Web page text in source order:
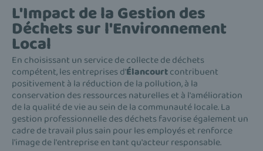
L'Impact de la Gestion des
Déchets sur l'Environnement
Local
En choisissant un service de collecte de déchets
compétent, les entreprises d'Élancourtcontribuent
positivement à la réduction de la pollution, à la
conservation des ressources naturelles et à l'amélioration
de la qualité de vie au sein de la communauté locale. La
gestion professionnelle des déchets favorise également un
cadre de travail plus sain pour les employés et renforce
l'image de l'entreprise en tant qu'acteur responsable.